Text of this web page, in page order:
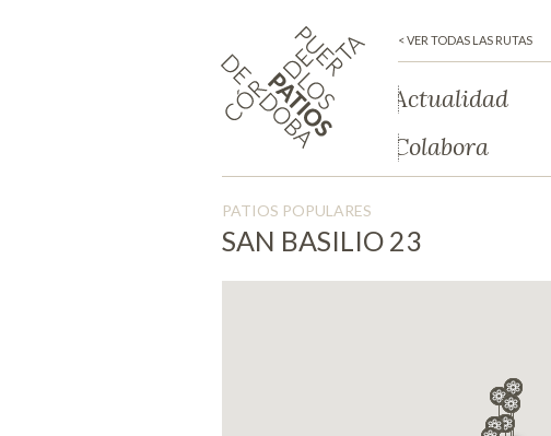
< VER TODAS LAS RUTAS
Actualidad
Colabora
PATIOS POPULARES
SAN BASILIO 23